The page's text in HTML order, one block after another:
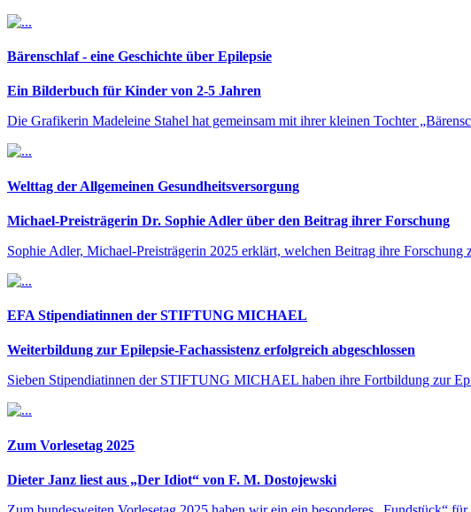
Bärenschlaf - eine Geschichte über Epilepsie
Ein Bilderbuch für Kinder von 2-5 Jahren
Die Grafikerin Madeleine Stahel hat gemeinsam mit ihrer kleinen Tochter
Welttag der Allgemeinen Gesundheitsversorgung
Michael-Preisträgerin Dr. Sophie Adler über den Beitrag ihrer Forschung
Sophie Adler, Michael-Preisträgerin 2025 erklärt, welchen Beitrag ihre
EFA Stipendiatinnen der STIFTUNG MICHAEL
Weiterbildung zur Epilepsie-Fachassistenz erfolgreich abgeschlossen
Sieben Stipendiatinnen der STIFTUNG MICHAEL haben ihre Fortbildung zur
Zum Vorlesetag 2025
Dieter Janz liest aus „Der Idiot“ von F. M. Dostojewski